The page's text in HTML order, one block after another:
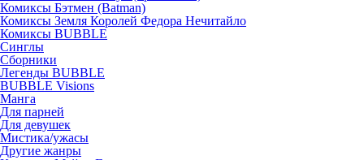
Комиксы Бэтмен (Batman)
Комиксы Земля Королей Федора Нечитайло
Комиксы BUBBLE
Синглы
Сборники
Легенды BUBBLE
BUBBLE Visions
Манга
Для парней
Для девушек
Мистика/ужасы
Другие жанры